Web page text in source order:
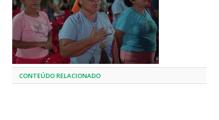
CONTEÚDO RELACIONADO